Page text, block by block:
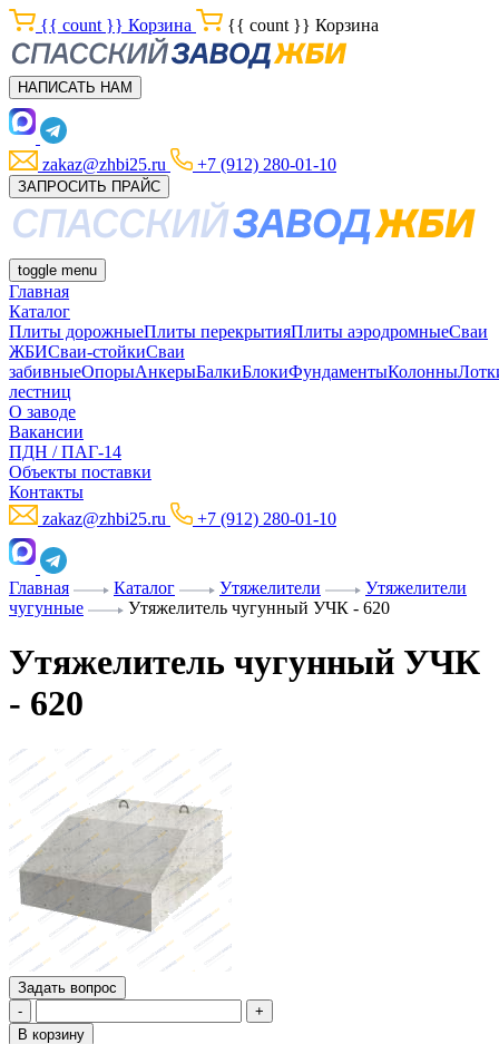
{{ count }} Корзина {{ count }} Корзина
НАПИСАТЬ НАМ
zakaz@zhbi25.ru +7 (912) 280-01-10
ЗАПРОСИТЬ ПРАЙС
toggle menu
Главная
Каталог
Плиты дорожныеПлиты перекрытияПлиты аэродромныеСваи
ЖБИСваи-стойкиСваи
забивныеОпорыАнкерыБалкиБлокиФундаментыКолонны
лестниц
О заводе
Вакансии
ПДН / ПАГ-14
Объекты поставки
Контакты
zakaz@zhbi25.ru
+7 (912) 280-01-10
Главная Каталог Утяжелители
Утяжелители
чугунные
Утяжелитель чугунный УЧК - 620
Утяжелитель чугунный УЧК
- 620
Задать вопрос
-
+
В корзину